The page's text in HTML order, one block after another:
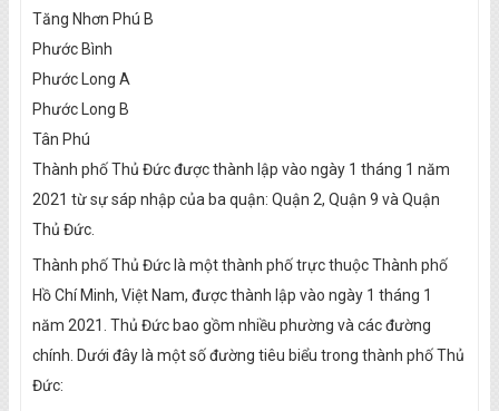
Tăng Nhơn Phú B
Phước Bình
Phước Long A
Phước Long B
Tân Phú
Thành phố Thủ Đức được thành lập vào ngày 1 tháng 1 năm
2021 từ sự sáp nhập của ba quận: Quận 2, Quận 9 và Quận
Thủ Đức.
Thành phố Thủ Đức là một thành phố trực thuộc Thành phố
Hồ Chí Minh, Việt Nam, được thành lập vào ngày 1 tháng 1
năm 2021. Thủ Đức bao gồm nhiều phường và các đường
chính. Dưới đây là một số đường tiêu biểu trong thành phố Thủ
Đức: